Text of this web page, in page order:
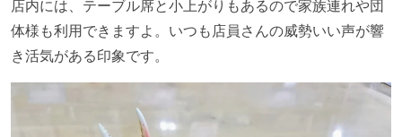
店内には、テーブル席と小上がりもあるので家族連れや団
体様も利用できますよ。いつも店員さんの威勢いい声が響
き活気がある印象です。